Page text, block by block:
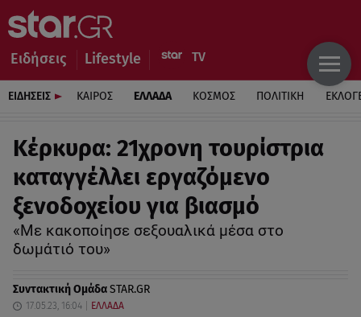
Ειδήσεις Lifestyle
ΕΙΔΗΣΕΙΣ ΚΑΙΡΟΣ ΕΛΛΑΔΑ ΚΟΣΜΟΣ ΠΟΛΙΤΙΚΗ
Κέρκυρα: 21χρονη τουρίστρια
καταγγέλλει εργαζόμενο
ξενοδοχείου για βιασμό
«Με κακοποίησε σεξουαλικά μέσα στο
δωμάτιό του»
Συντακτική ΟμάδαSTAR.GR
17.05.23, 16:04
ΕΛΛΑΔΑ